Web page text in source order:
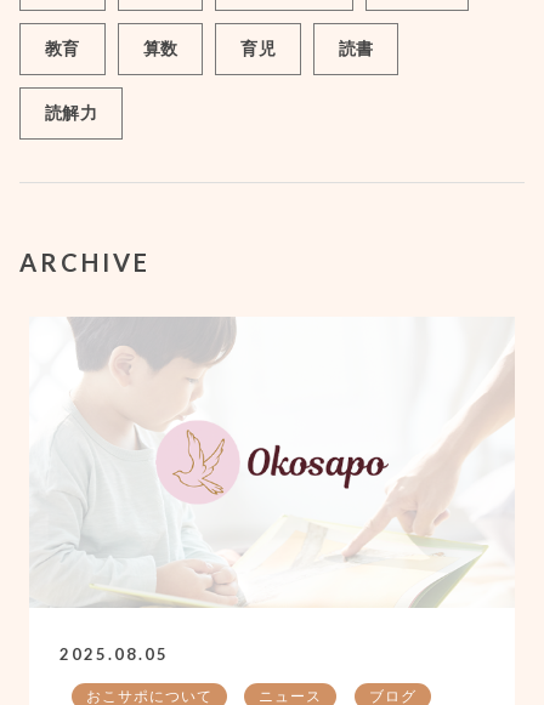
教育 算数 育児 読書
読解力
ARCHIVE
2025.08.05
おこサポについて ニュース ブログ